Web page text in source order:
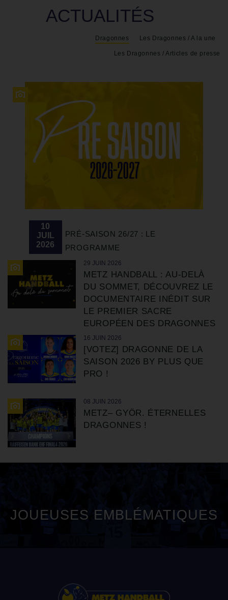
ACTUALITÉS
Dragonnes Les Dragonnes / A la une
Les Dragonnes / Articles de presse
10
JUIL
2026
PRÉ-SAISON 26/27 : LE
PROGRAMME
29 JUIN 2026
METZ HANDBALL : AU-DELÀ
DU SOMMET, DÉCOUVREZ LE
DOCUMENTAIRE INÉDIT SUR
LE PREMIER SACRE
EUROPÉEN DES DRAGONNES
16 JUIN 2026
[VOTEZ] DRAGONNE DE LA
SAISON 2026 BY PLUS QUE
PRO !
08 JUIN 2026
METZ– GYÖR. ÉTERNELLES
DRAGONNES !
JOUEUSES EMBLÉMATIQUES